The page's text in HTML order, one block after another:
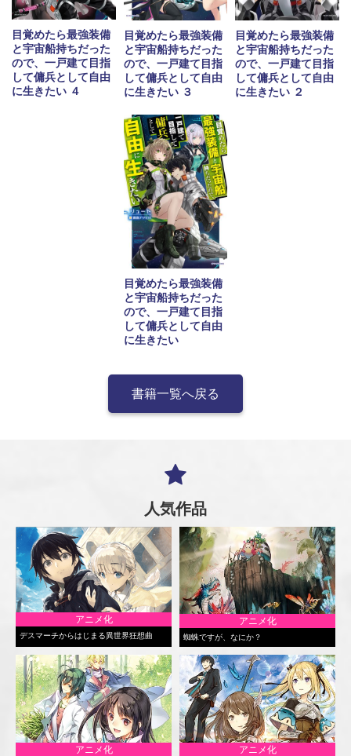
目覚めたら最強装備
と宇宙船持ちだった
ので、一戸建て目指
して傭兵として自由
に生きたい ４
目覚めたら最強装備
と宇宙船持ちだった
ので、一戸建て目指
して傭兵として自由
に生きたい ３
目覚めたら最強装備
と宇宙船持ちだった
ので、一戸建て目指
して傭兵として自由
に生きたい ２
目覚めたら最強装備
と宇宙船持ちだった
ので、一戸建て目指
して傭兵として自由
に生きたい
書籍一覧へ戻る
人気作品
アニメ化
デスマーチからはじまる異世界狂想曲
アニメ化
蜘蛛ですが、なにか？
アニメ化 アニメ化